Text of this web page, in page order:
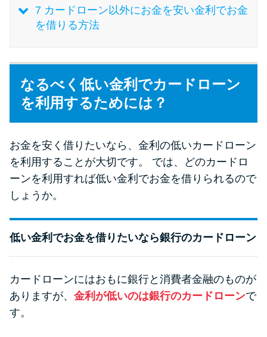
種類・特徴別一覧
その他コラム
今月の家賃払えない…2ヵ月目に
は解決しないと危険な理由と対
処法3つ
家賃払えないが強制退去は避け
たい…市役所に相談より賢い方
街金とは？絶対審査通る？借金
に悩む人へ街金をおすすめしな
質屋でお金を借りるには？年利
7カードローン以外にお金を安い金利でお金
を借りる方法
なるべく低い金利でカードローン
を利用するためには？
お金を安く借りたいなら、金利の低いカードローン
を利用することが大切です。 では、どのカードロ
ーンを利用すれば低い金利でお金を借りられるので
しょうか。
低い金利でお金を借りたいなら銀行のカードローン
カードローンにはおもに銀行と消費者金融のものが
ありますが、 金利が低いのは銀行のカードローンで
す。